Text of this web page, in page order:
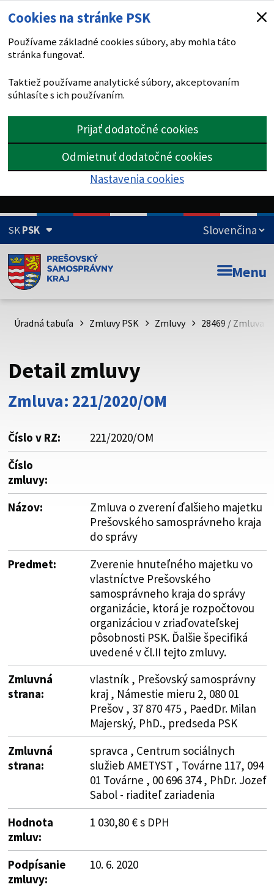
Cookies na stránke PSK
Používame základné cookies súbory, aby mohla táto
stránka fungovať.
Taktiež používame analytické súbory, akceptovaním
súhlasíte s ich používaním.
Prijať dodatočné cookies
Odmietnuť dodatočné cookies
Nastavenia cookies
SKPSK
Doména psk.sk je oficiálna
Toto je oficiálna webová stránka Prešovského
psk.sk.
Buďte pozorní a vždy sa uistite, že zdieľate informácie iba
cez zabezpečenú webovú stránku. Zabezpečená stránka
vždy začína https:// pred názvom domény webového sídla.
Menu
Úradná tabuľa Zmluvy PSK Zmluvy 28469 / Zmluva
Detail zmluvy
Zmluva: 221/2020/OM
Číslo v RZ:
221/2020/OM
Číslo
zmluvy:
Názov:
Zmluva o zverení ďalšieho majetku
Prešovského samosprávneho kraja
do správy
Predmet:
Zverenie hnuteľného majetku vo
vlastníctve Prešovského
samosprávneho kraja do správy
organizácie, ktorá je rozpočtovou
organizáciou v zriaďovateľskej
pôsobnosti PSK. Ďalšie špecifiká
uvedené v čl.II tejto zmluvy.
Zmluvná
strana:
vlastník , Prešovský samosprávny
kraj , Námestie mieru 2, 080 01
Prešov , 37 870 475 , PaedDr. Milan
Majerský, PhD., predseda PSK
Zmluvná
strana:
spravca , Centrum sociálnych
služieb AMETYST , Továrne 117, 094
01 Továrne , 00 696 374 , PhDr. Jozef
Sabol - riaditeľ zariadenia
Hodnota
zmluv:
1 030,80 € s DPH
Podpísanie
zmluvy:
10. 6. 2020